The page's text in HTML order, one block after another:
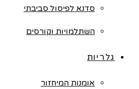
סדנא לפיסול סביבתי
השתלמויות וקורסים
גלריות
אומנות המיחזור